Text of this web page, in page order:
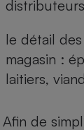
le détail
magasin :
laitiers,
Afin de